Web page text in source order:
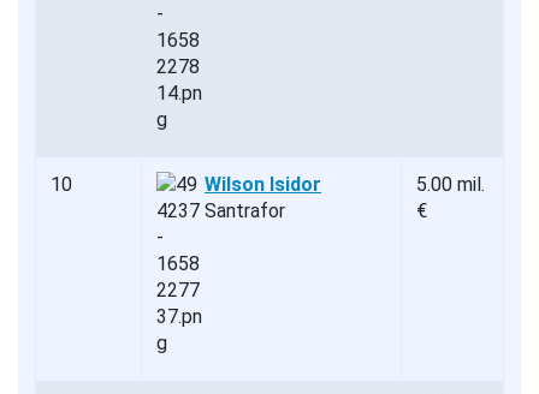
10
Wilson Isidor
Santrafor
5.00 mil.
€